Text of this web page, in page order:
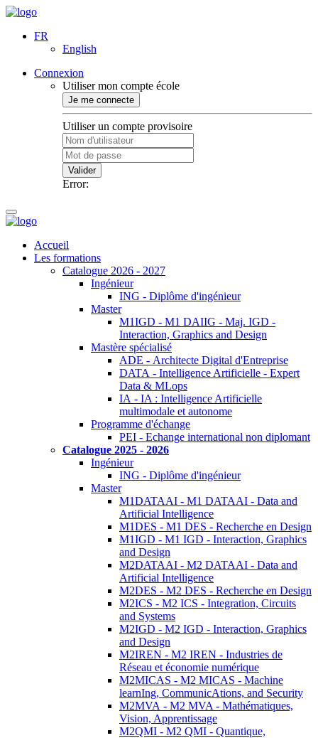
FR
English
Connexion
Utiliser mon compte école
Je me connecte
Utiliser un compte provisoire
Valider
Error:
Accueil
Les formations
Catalogue 2026 - 2027
Ingénieur
ING - Diplôme d'ingénieur
Master
M1IGD - M1 DAIIG - Maj. IGD -
Interaction, Graphics and Design
Mastère spécialisé
ADE - Architecte Digital d'Entreprise
DATA - Intelligence Artificielle - Expert
Data & MLops
IA - IA : Intelligence Artificielle
multimodale et autonome
Programme d'échange
PEI - Echange international non diplomant
Catalogue 2025 - 2026
Ingénieur
ING - Diplôme d'ingénieur
Master
M1DATAAI - M1 DATAAI - Data and
Artificial Intelligence
M1DES - M1 DES - Recherche en Design
M1IGD - M1 IGD - Interaction, Graphics
and Design
M2DATAAI - M2 DATAAI - Data and
Artificial Intelligence
M2DES - M2 DES - Recherche en Design
M2ICS - M2 ICS - Integration, Circuits
and Systems
M2IGD - M2 IGD - Interaction, Graphics
and Design
M2IREN - M2 IREN - Industries de
Réseau et économie numérique
M2MICAS - M2 MICAS - Machine
learnIng, CommunicAtions, and Security
M2MVA - M2 MVA - Mathématiques,
Vision, Apprentissage
M2QMI - M2 QMI - Quantique,